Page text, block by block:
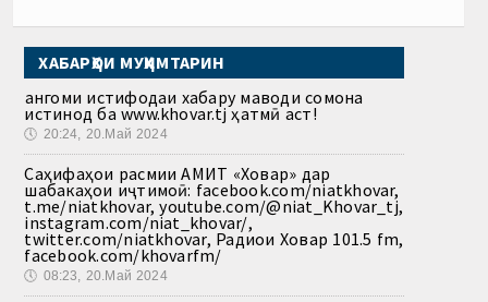
ХАБАРҲОИ МУҲИМТАРИН
Ҳангоми истифодаи хабару маводи сомона
истинод ба www.khovar.tj ҳатмӣ аст!
🕔 20:24, 20.Май 2024
Саҳифаҳои расмии АМИТ «Ховар» дар
шабакаҳои иҷтимоӣ: facebook.com/niatkhovar,
t.me/niatkhovar, youtube.com/@niat_Khovar_tj,
instagram.com/niat_khovar/,
twitter.com/niatkhovar, Радиои Ховар 101.5 fm,
facebook.com/khovarfm/
🕔 08:23, 20.Май 2024